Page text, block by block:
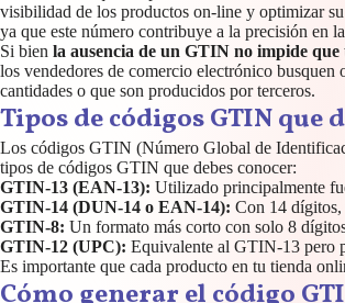
visibilidad de los productos on-line y optimizar
ya que este número contribuye a la precisión en
Si bien la ausencia de un GTIN no impide
los vendedores de comercio electrónico busquen
cantidades o que son producidos por terceros.
Tipos de códigos GTIN que
Los códigos GTIN (Número Global de
tipos de códigos GTIN que debes conocer:
GTIN-13 (EAN-13): Utilizado principalmente
GTIN-14 (DUN-14 o EAN-14): Con 14 dígitos,
GTIN-8: Un formato más corto con solo 8
GTIN-12 (UPC): Equivalente al GTIN-13 pero
Es importante que cada producto en tu tienda
Cómo generar el código